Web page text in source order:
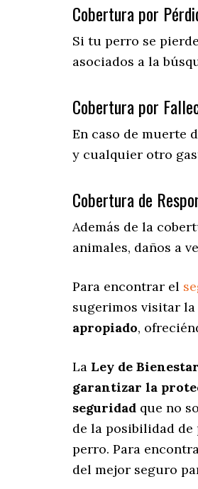
Cobertura por
Si tu perro se
asociados a la
Cobertura por
En caso de muerte
y cualquier otro
Cobertura de
Además de la
animales, daños a
Para encontrar el
sugerimos visitar la
apropiado,
La Ley de
garantizar la
seguridad que no
de la posibilidad
perro. Para
del mejor seguro